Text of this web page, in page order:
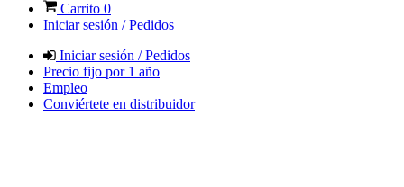
Carrito 0
Iniciar sesión / Pedidos
Iniciar sesión / Pedidos
Precio fijo por 1 año
Empleo
Conviértete en distribuidor